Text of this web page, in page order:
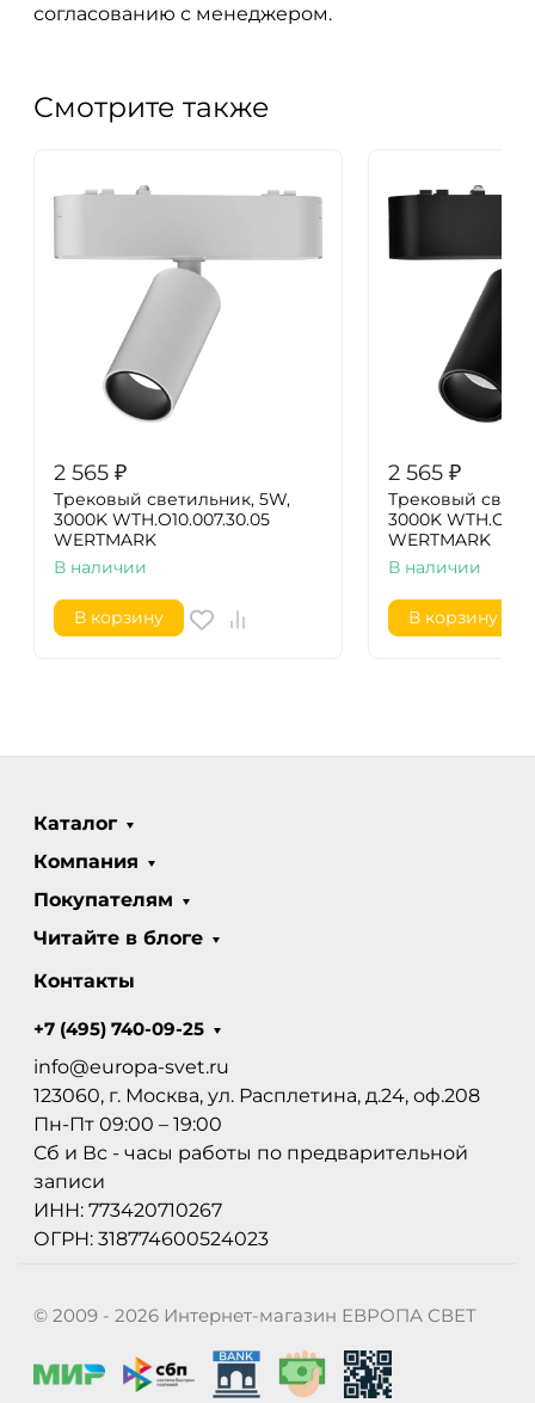
согласованию с менеджером.
Смотрите также
2 565 ₽
Трековый светильник, 5W,
3000K WTH.O10.007.30.05
WERTMARK
В наличии
В корзину
2 565 ₽
Трековый
3000K
WERTMARK
В наличии
В корзину
Каталог
Компания
Покупателям
Читайте в блоге
Контакты
+7 (495) 740-09-25
info@europa-svet.ru
123060, г. Москва, ул. Расплетина, д.24, оф.208
Пн-Пт 09:00 – 19:00
Сб и Вс - часы работы по предварительной
записи
ИНН: 773420710267
ОГРН: 318774600524023
© 2009 - 2026 Интернет-магазин ЕВРОПА СВЕТ